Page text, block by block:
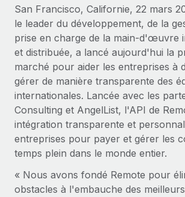
SERVICES
Demandez aux experts
Recevez des conseils d’experts sur
l’international et la conformité
Contrôles d’antécédents
Simplifiez vos processus de
candidats
Remote Watchtower
Gardez un temps d’avance sur les
Intégrez les RH à l’international de
Devenir partenaire
Explorez avec nous vos opportunités
Remote Build Bientôt disponible
Conseil en intégrations et
l’IA
ÉTUDES DE CAS
Comment Weaviate, l'as de l'IA, a
ses effectifs de 120 % avec
Événements
Salle de presse
Données sur les salaires et les talents
Centre de ressources
Obtenir de l’aide
Voir toutes les ressources
BLOG
Paie multipays
San Francisco, Californie, 22 mars
le leader du développement, de la
prise en charge de la main-d'œuvre
et distribuée, a lancé aujourd'hui la
marché pour aider les entreprises à
gérer de manière transparente des
internationales. Lancée avec les
Consulting et AngelList, l'API de
intégration transparente et
entreprises pour payer et gérer les
temps plein dans le monde entier.
« Nous avons fondé Remote pour
obstacles à l'embauche des